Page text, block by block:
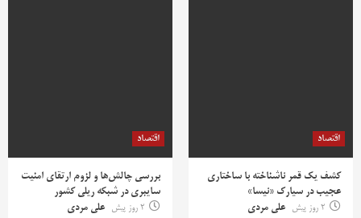
اقتصاد
کشف یک قمر ناشناخته با ساختاری
عجیب در سیارک «نیسا»
2 روز پیش
علی مردی
اقتصاد
بررسی چالش‌ها و لزوم ارتقای امنیت
سایبری در شبکه ریلی کشور
2 روز پیش
علی مردی